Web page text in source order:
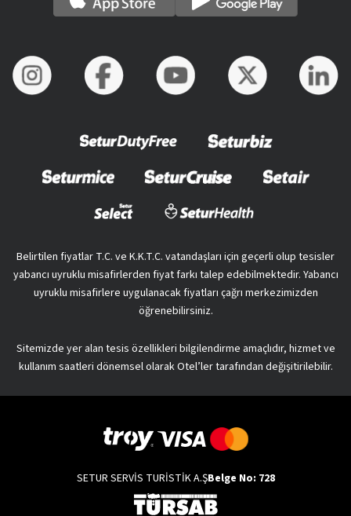
Belirtilen fiyatlar T.C. ve K.K.T.C. vatandaşları için geçerli olup tesisler
yabancı uyruklu misafirlerden fiyat farkı talep edebilmektedir. Yabancı
uyruklu misafirlere uygulanacak fiyatları çağrı merkezimizden
öğrenebilirsiniz.
Sitemizde yer alan tesis özellikleri bilgilendirme amaçlıdır, hizmet ve
kullanım saatleri dönemsel olarak Otel’ler tarafından değişitirilebilir.
SETUR SERVİS TURİSTİK A.ŞBelge No: 728